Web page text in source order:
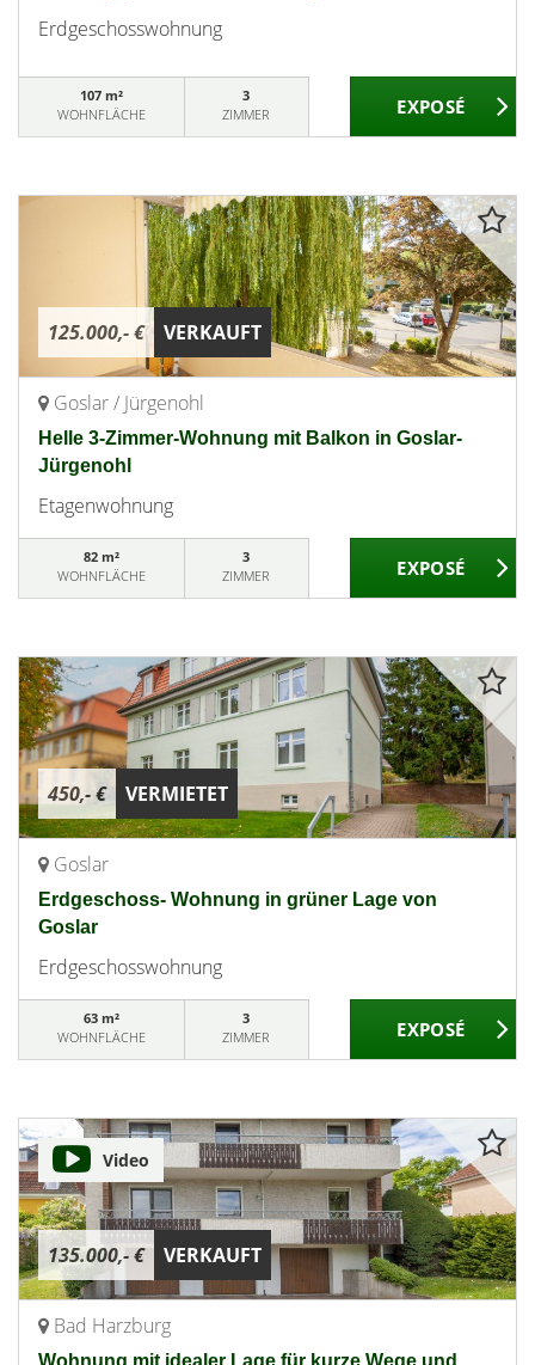
Erdgeschosswohnung
107 m²
WOHNFLÄCHE
3
ZIMMER
125.000,- € VERKAUFT
Goslar / Jürgenohl
Helle 3-Zimmer-Wohnung mit Balkon in Goslar-
Jürgenohl
Etagenwohnung
82 m²
WOHNFLÄCHE
3
ZIMMER
450,- € VERMIETET
Goslar
Erdgeschoss- Wohnung in grüner Lage von
Goslar
Erdgeschosswohnung
63 m²
WOHNFLÄCHE
3
ZIMMER
135.000,- € VERKAUFT
Video
Bad Harzburg
Wohnung mit idealer Lage für kurze Wege und